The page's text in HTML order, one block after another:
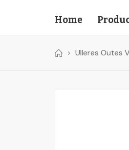
Home
Ulleres Outes